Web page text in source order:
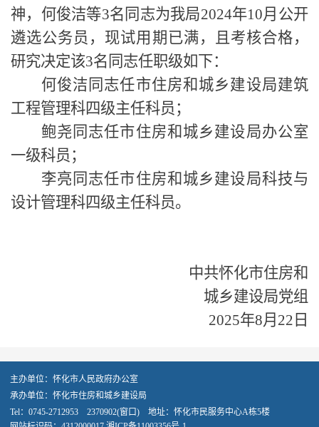
神，何俊洁等3名同志为我局2024年10月公开
遴选公务员，现试用期已满，且考核合格，
研究决定该3名同志任职级如下：
何俊洁同志任市住房和城乡建设局建筑
工程管理科四级主任科员；
鲍尧同志任市住房和城乡建设局办公室
一级科员；
李亮同志任市住房和城乡建设局科技与
设计管理科四级主任科员。
中共怀化市住房和
城乡建设局党组
2025年8月 22 日
主办单位：怀化市人民政府办公室
承办单位：怀化市住房和城乡建设局
Tel：0745-2712953 2370902(窗口) 地址：怀化市民服务中心A栋5楼